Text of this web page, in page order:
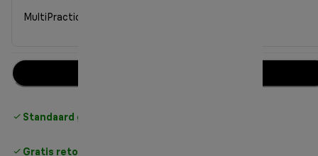
MultiPractic 3-hakmolen CH 3011 zwart
Standaard gratis verzending
Gratis retourneren